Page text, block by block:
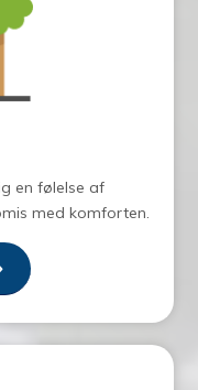
en følelse af
med komforten.